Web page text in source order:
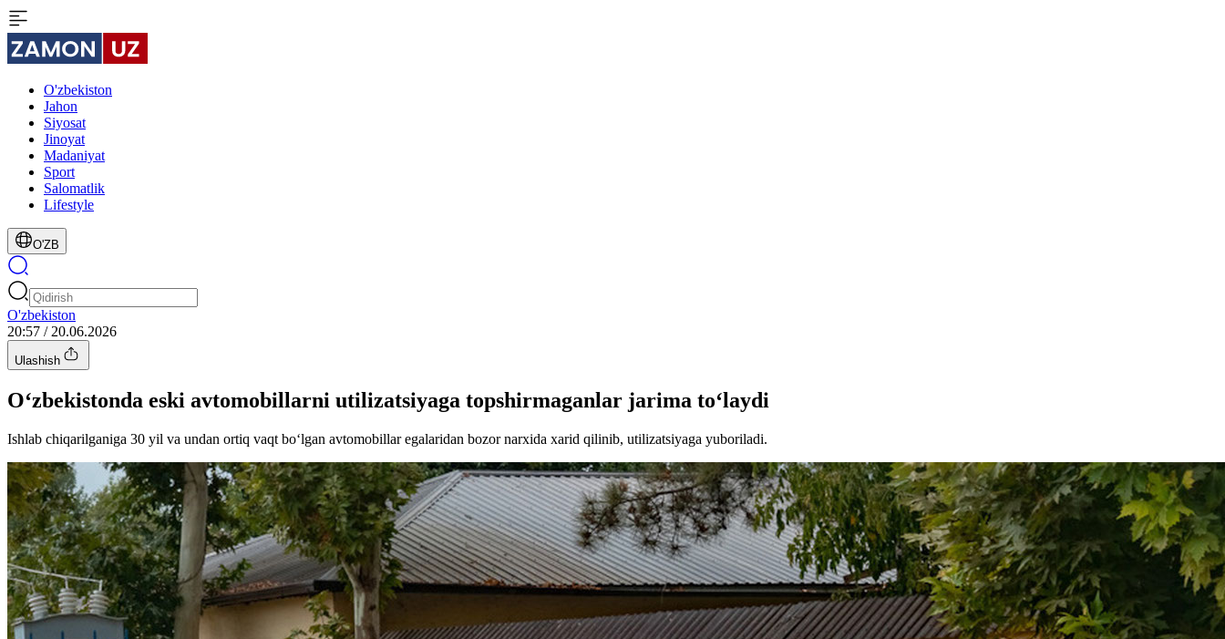
O'zbekiston
Jahon
Siyosat
Jinoyat
Madaniyat
Sport
Salomatlik
Lifestyle
O'ZB
O'zbekiston
20:57 / 20.06.2026
Ulashish
O‘zbekistonda eski avtomobillarni utilizatsiyaga topshirmaganlar jarima to‘laydi
Ishlab chiqarilganiga 30 yil va undan ortiq vaqt bo‘lgan avtomobillar egalaridan bozor narxida xarid qilinib, utilizatsiyaga yuboriladi.